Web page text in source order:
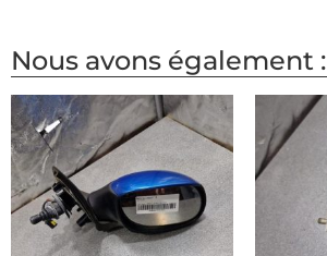
Nous avons également :